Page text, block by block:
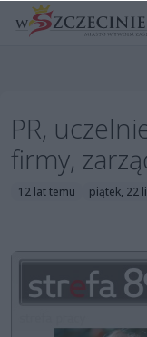
PR,
firmy,
12 lat temu piątek, 22